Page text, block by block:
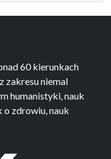
60 kierunkach
zakresu niemal
humanistyki, nauk
o zdrowiu, nauk